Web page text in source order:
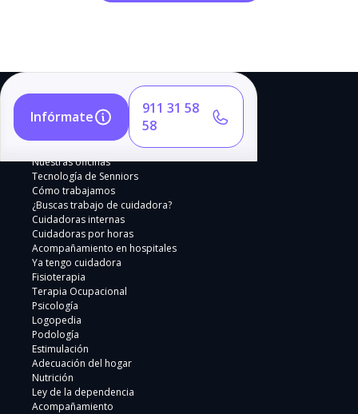
Infórmate
911 31 58
58
Nuestras oficinas
Tecnología de Senniors
Cómo trabajamos
¿Buscas trabajo de cuidadora?
Cuidadoras internas
Cuidadoras por horas
Acompañamiento en hospitales
Ya tengo cuidadora
Fisioterapia
Terapia Ocupacional
Psicología
Logopedia
Podología
Estimulación
Adecuación del hogar
Nutrición
Ley de la dependencia
Acompañamiento